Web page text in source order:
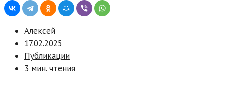
Алексей
17.02.2025
Публикации
3 мин. чтения